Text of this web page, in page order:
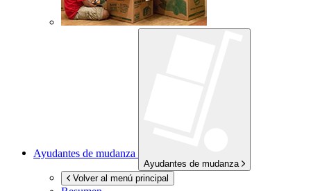
Ayudantes de mudanza
Ayudantes de mudanza
Volver al menú principal